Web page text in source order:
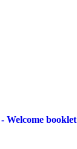
Welcome booklet